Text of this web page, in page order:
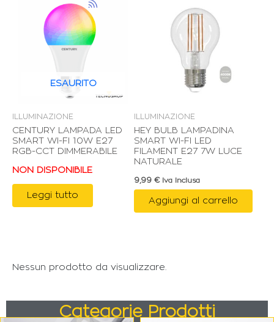
ESAURITO
ILLUMINAZIONE
CENTURY LAMPADA LED
SMART WI-FI 10W E27
RGB-CCT DIMMERABILE
NON DISPONIBILE
Leggi tutto
ILLUMINAZIONE
HEY BULB LAMPADINA
SMART WI-FI LED
FILAMENT E27 7W LUCE
NATURALE
9,99 € Iva Inclusa
Aggiungi al carrello
Nessun prodotto da visualizzare.
Categorie Prodotti